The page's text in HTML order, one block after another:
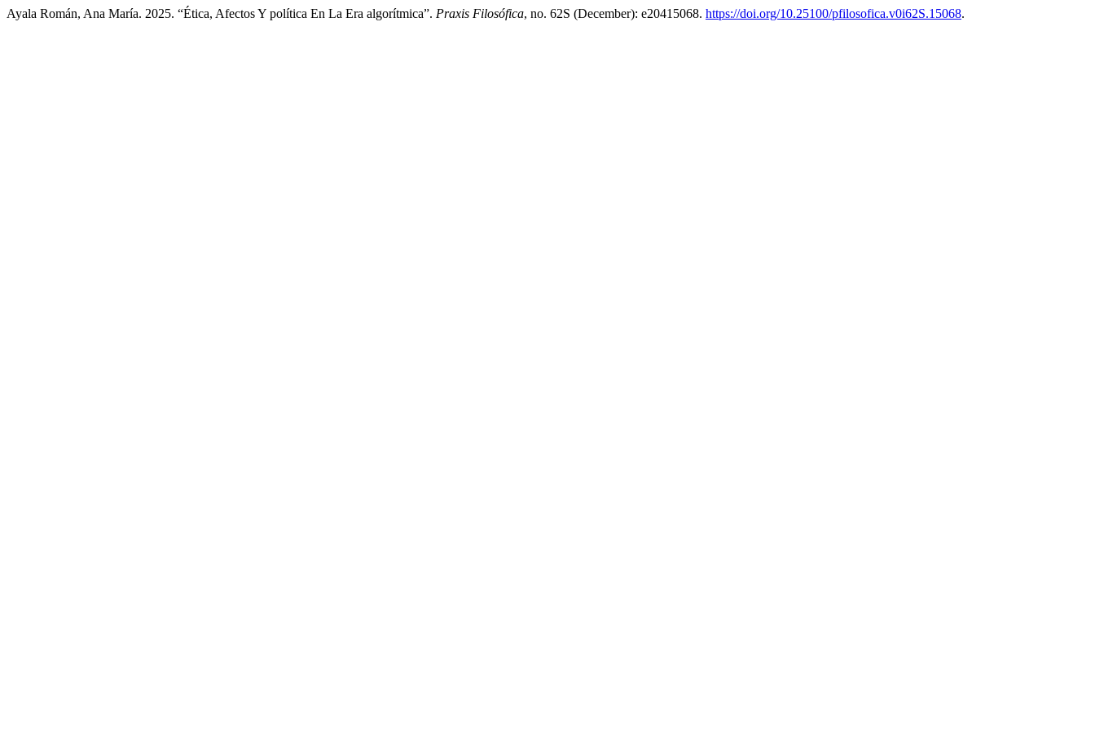
Ayala Román, Ana María. 2025. “Ética, Afectos Y política En La Era algorítmica”. Praxis Filosófica, no. 62S (December): e20415068. https://doi.org/10.25100/pfilosofica.v0i62S.15068.